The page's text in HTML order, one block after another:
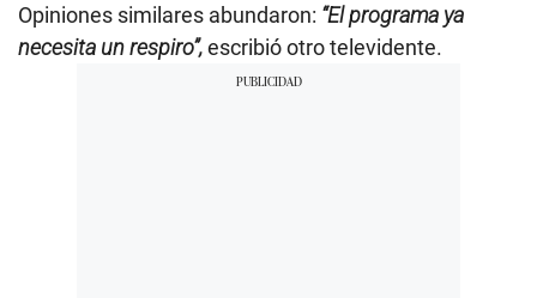
Opiniones similares abundaron: “El programa ya
necesita un respiro”,escribió otro televidente.